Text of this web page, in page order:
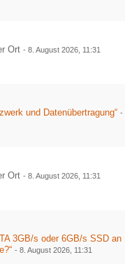
Ort-8. August 2026, 11:31
und Datenübertragung“ -
Ort-8. August 2026, 11:31
3GB/s oder 6GB/s SSD an
-8. August 2026, 11:31